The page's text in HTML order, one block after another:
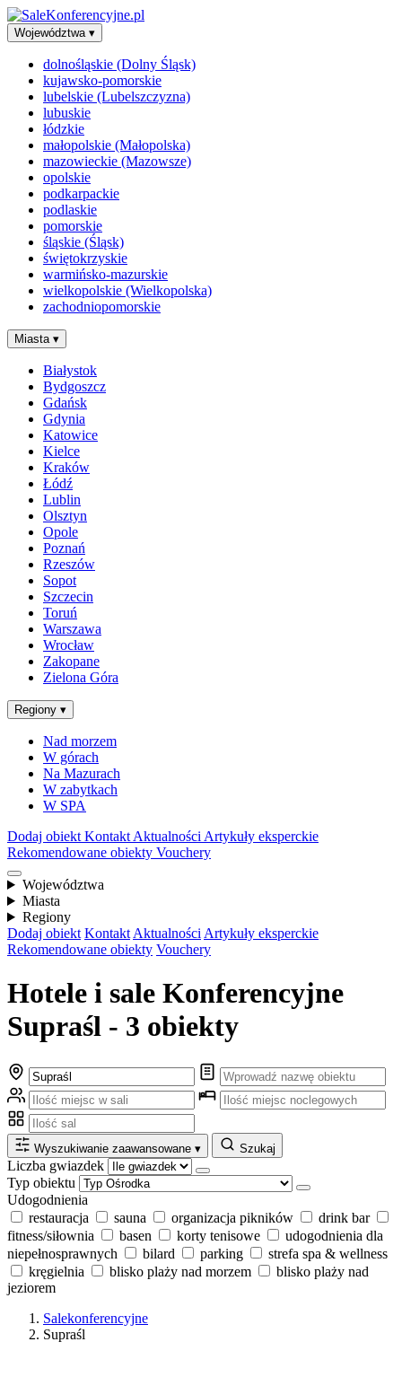
Województwa ▾
dolnośląskie (Dolny Śląsk)
kujawsko-pomorskie
lubelskie (Lubelszczyzna)
lubuskie
łódzkie
małopolskie (Małopolska)
mazowieckie (Mazowsze)
opolskie
podkarpackie
podlaskie
pomorskie
śląskie (Śląsk)
świętokrzyskie
warmińsko-mazurskie
wielkopolskie (Wielkopolska)
zachodniopomorskie
Miasta ▾
Białystok
Bydgoszcz
Gdańsk
Gdynia
Katowice
Kielce
Kraków
Łódź
Lublin
Olsztyn
Opole
Poznań
Rzeszów
Sopot
Szczecin
Toruń
Warszawa
Wrocław
Zakopane
Zielona Góra
Regiony ▾
Nad morzem
W górach
Na Mazurach
W zabytkach
W SPA
Dodaj obiekt Kontakt Aktualności Artykuły eksperckie
Rekomendowane obiekty Vouchery
Województwa
Miasta
Regiony
Dodaj obiekt Kontakt Aktualności Artykuły eksperckie
Rekomendowane obiekty Vouchery
Hotele i sale Konferencyjne
Supraśl - 3 obiekty
Wyszukiwanie zaawansowane ▾ Szukaj
Liczba gwiazdek
Typ obiektu
Udogodnienia
restauracja
sauna organizacja pikników
drink bar
fitness/siłownia
basen korty tenisowe
udogodnienia dla
niepełnosprawnych
bilard parking
strefa spa & wellness
kręgielnia
blisko plaży nad morzem
blisko plaży nad
jeziorem
Salekonferencyjne
Supraśl